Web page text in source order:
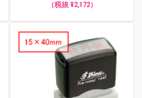
（税抜 ¥2,172）